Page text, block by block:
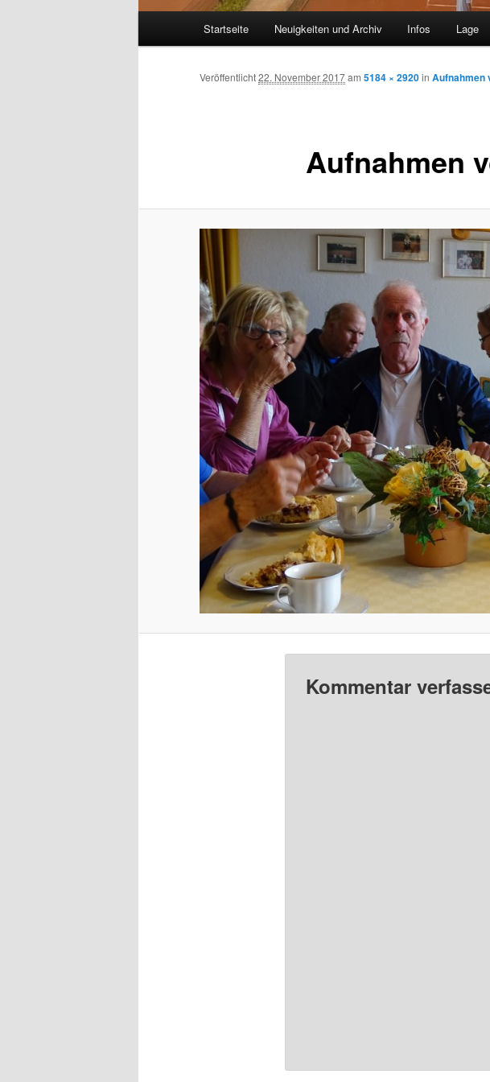
Startseite Neuigkeiten und Archiv Infos Lage
Aufnahmen
Veröffentlicht22. November 2017am 5184 × 2920in Aufnahmen
Kommentar